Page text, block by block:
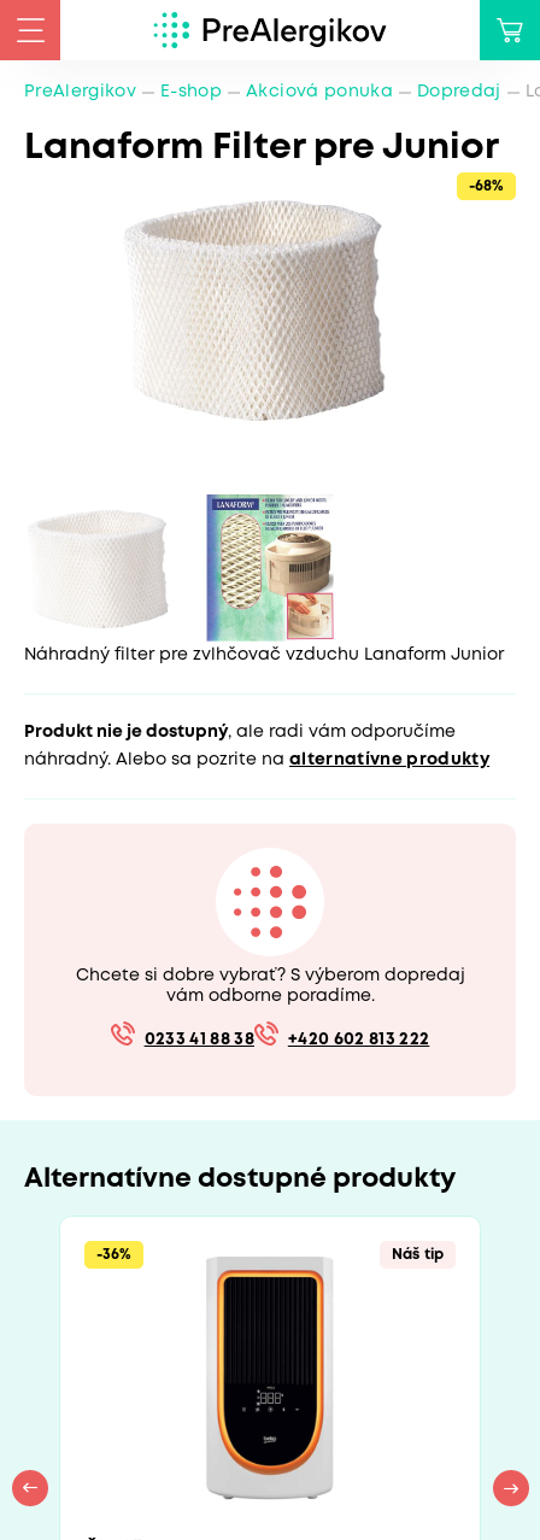
PreAlergikov E-shop Akciová ponuka Dopredaj
Lanaform Filter pre Junior
-68%
Náhradný filter pre zvlhčovač vzduchu Lanaform Junior
Produkt nie je dostupný, ale radi vám odporučíme
náhradný. Alebo sa pozrite na alternatívne produkty
Chcete si dobre vybrať? S výberom dopredaj
vám odborne poradíme.
0233 41 88 38 +420 602 813 222
Alternatívne dostupné produkty
-36% Náš tip